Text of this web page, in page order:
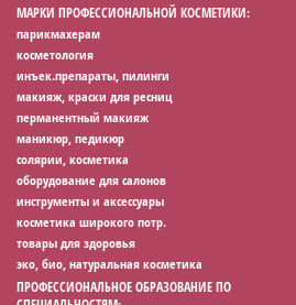
МАРКИ ПРОФЕССИОНАЛЬНОЙ КОСМЕТИКИ:
парикмахерам
косметология
инъек.препараты, пилинги
макияж, краски для ресниц
перманентный макияж
маникюр, педикюр
солярии, косметика
оборудование для салонов
инструменты и аксессуары
косметика широкого потр.
товары для здоровья
эко, био, натуральная косметика
ПРОФЕССИОНАЛЬНОЕ ОБРАЗОВАНИЕ ПО